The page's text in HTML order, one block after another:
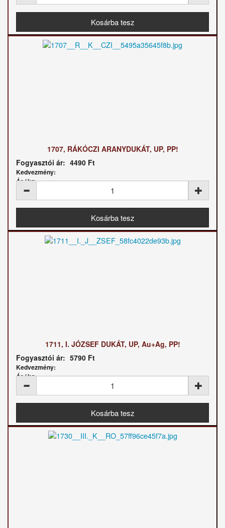
1707, RÁKÓCZI ARANYDUKÁT, UP, PP!
Fogyasztói ár: 4490 Ft
Kedvezmény:
Ár / kg:
1711, I. JÓZSEF DUKÁT, UP, Au+Ag, PP!
Fogyasztói ár: 5790 Ft
Kedvezmény:
Ár / kg: